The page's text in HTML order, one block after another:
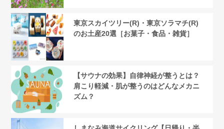
東京スカイツリー(R)・東京ソラマチ(R)
のお土産20選［お菓子・食品・雑貨］
【サウナの効果】自律神経が整うとは？
肩こり軽減・肌が整うのはどんなメカニ
ズム？